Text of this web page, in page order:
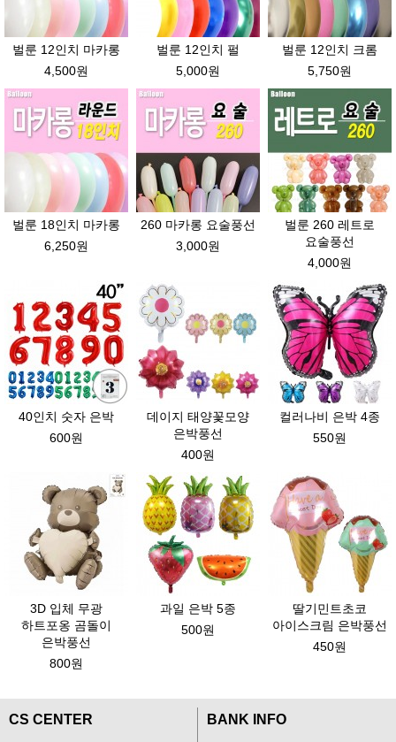
벌룬 12인치 마카롱
4,500원
벌룬 12인치 펄
5,000원
벌룬 12인치 크롬
5,750원
벌룬 18인치 마카롱
6,250원
260 마카롱 요술풍선
3,000원
벌룬 260 레트로
요술풍선
4,000원
40인치 숫자 은박
600원
데이지 태양꽃모양
은박풍선
400원
컬러나비 은박 4종
550원
3D 입체 무광
하트포옹 곰돌이
은박풍선
800원
과일 은박 5종
500원
딸기민트초코
아이스크림 은박풍선
450원
CS CENTER
BANK INFO